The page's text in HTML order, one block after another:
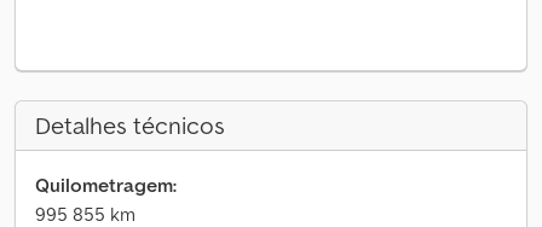
Detalhes técnicos
Quilometragem:
995 855 km